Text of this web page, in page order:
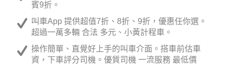
賓9折。
叫車App 提供超值7折、8折、9折，優惠任你選。
超過一萬多輛 合法 多元、小黃計程車。
操作簡單、直覺好上手的叫車介面。搭車前估車
資，下車評分司機。優質司機 一流服務 最低價